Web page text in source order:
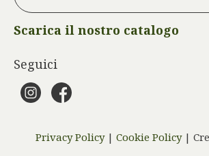
Scarica il nostro catalogo
Seguici
Privacy Policy| Cookie Policy|